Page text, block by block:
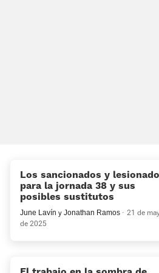
Los sancionados y
para la jornada 38 y sus
posibles sustitutos
June Lavín y Jonathan Ramos
21 de
de 2025